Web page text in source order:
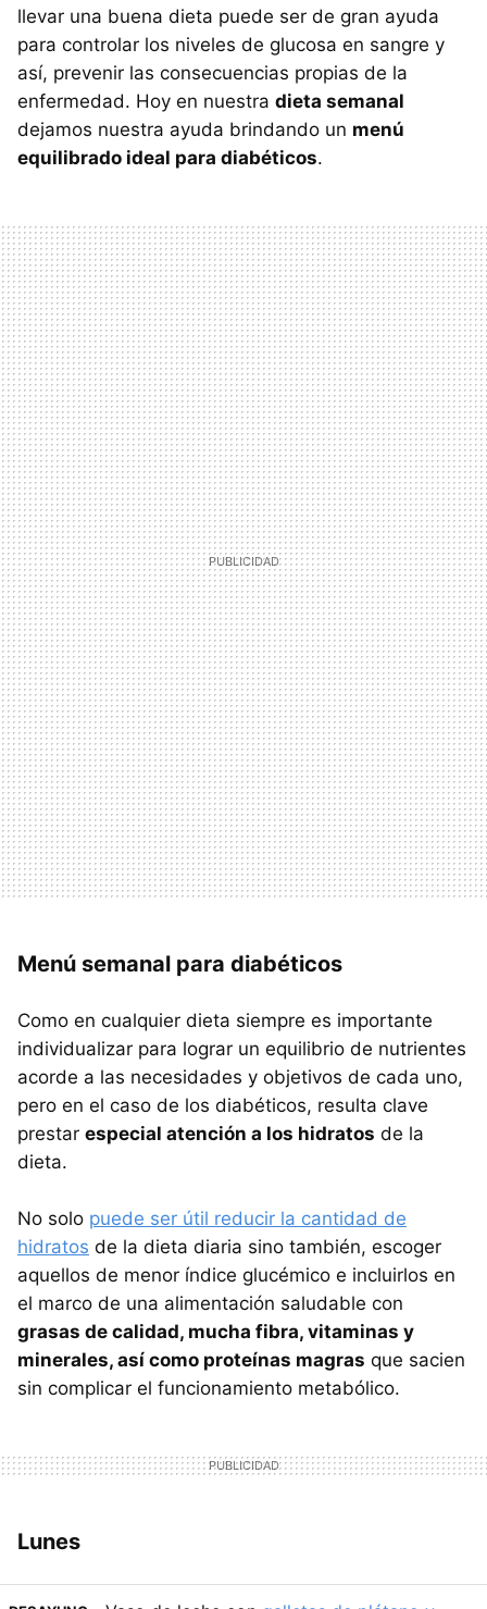
llevar una buena dieta puede ser de gran ayuda
para controlar los niveles de glucosa en sangre y
así, prevenir las consecuencias propias de la
enfermedad. Hoy en nuestra dieta semanal
dejamos nuestra ayuda brindando un menú
equilibrado ideal para diabéticos.
Menú semanal para diabéticos
Como en cualquier dieta siempre es importante
individualizar para lograr un equilibrio de nutrientes
acorde a las necesidades y objetivos de cada uno,
pero en el caso de los diabéticos, resulta clave
prestar especial atención a los hidratos de la
dieta.
No solo puede ser útil reducir la cantidad de
hidratos de la dieta diaria sino también, escoger
aquellos de menor índice glucémico e incluirlos en
el marco de una alimentación saludable con
grasas de calidad, mucha fibra, vitaminas y
minerales, así como proteínas magras que sacien
sin complicar el funcionamiento metabólico.
Lunes